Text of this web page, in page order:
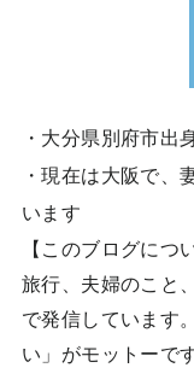
・大分県別府市出
・現在は大阪で、
います
【このブログにつ
旅行、夫婦のこと
で発信しています
い」がモットーです